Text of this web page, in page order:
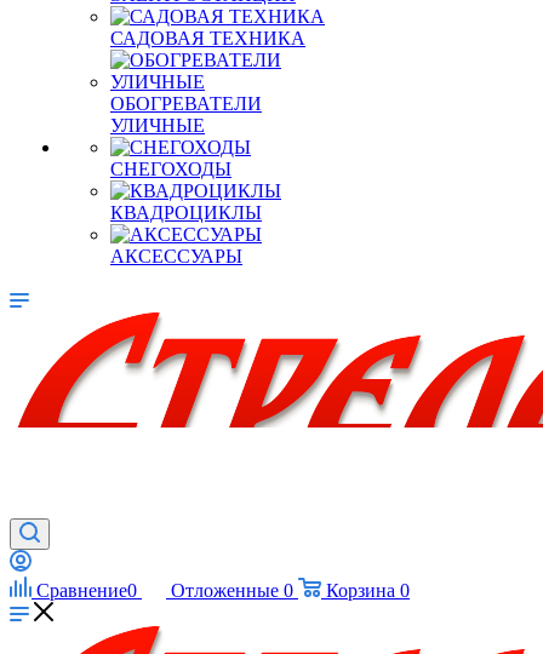
САДОВАЯ ТЕХНИКА
ОБОГРЕВАТЕЛИ
УЛИЧНЫЕ
СНЕГОХОДЫ
КВАДРОЦИКЛЫ
АКСЕССУАРЫ
Сравнение0 Отложенные 0 Корзина 0